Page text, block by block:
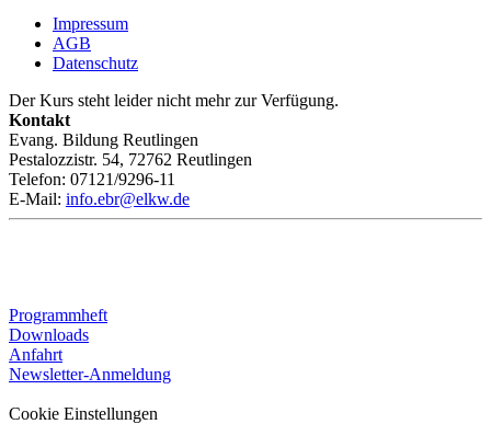
Impressum
AGB
Datenschutz
Der Kurs steht leider nicht mehr zur Verfügung.
Kontakt
Evang. Bildung Reutlingen
Pestalozzistr. 54, 72762 Reutlingen
Telefon: 07121/9296-11
E-Mail: info.ebr@elkw.de
Programmheft
Downloads
Anfahrt
Newsletter-Anmeldung
Cookie Einstellungen